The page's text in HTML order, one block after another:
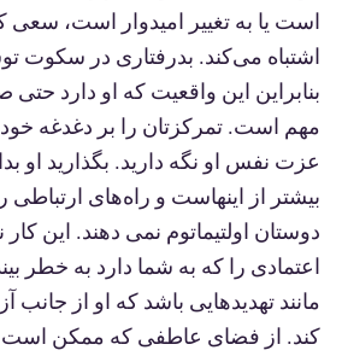
است یا به تغییر امیدوار است، سعی
اشتباه می‌کند. بدرفتاری در سکوت
بنابراین این واقعیت که او دارد
مهم است. تمرکزتان را بر دغدغه
عزت نفس او نگه دارید. بگذارید او
بیشتر از اینهاست و راه‌های ارتباطی
دوستان اولتیماتوم نمی دهند. این کار
اعتمادی را که به شما دارد به خطر
مانند تهدیدهایی باشد که او از جانب
کند. از فضای عاطفی که ممکن است